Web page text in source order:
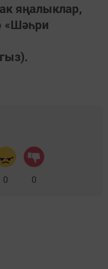
яңалыклар,
«Шәһри
0 0